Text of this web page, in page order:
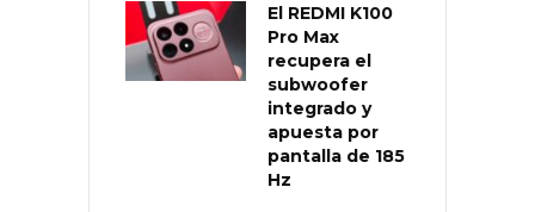
El REDMI K100
Pro Max
recupera el
subwoofer
integrado y
apuesta por
pantalla de 185
Hz